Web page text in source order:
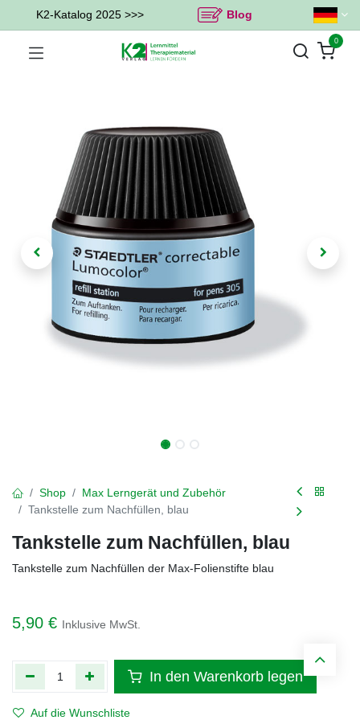
K2-Katalog 2025 >>> Blog
0
Shop
Max Lerngerät und Zubehör
Tankstelle zum Nachfüllen, blau
Tankstelle zum Nachfüllen, blau
Tankstelle zum Nachfüllen der Max-Folienstifte blau
5,90 € Inklusive MwSt.
In den Warenkorb legen
Auf die Wunschliste